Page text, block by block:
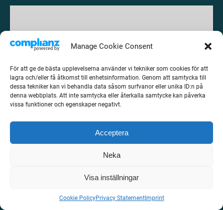
Manage Cookie Consent
För att ge de bästa upplevelserna använder vi tekniker som cookies för att
lagra och/eller få åtkomst till enhetsinformation. Genom att samtycka till
dessa tekniker kan vi behandla data såsom surfvanor eller unika ID:n på
denna webbplats. Att inte samtycka eller återkalla samtycke kan påverka
vissa funktioner och egenskaper negativt.
Acceptera
Neka
Visa inställningar
Cookie PolicyPrivacy StatementImprint
och
folktro
kring
jul
–
1h
kr265
1 TIMME
De dödas julotta och annan folktro kring
jul – en julvandring 1h
En spännande spökvandring till jul och Lucia. Hör
mörka folktroväsen som tomten och spännande
BOKA NU